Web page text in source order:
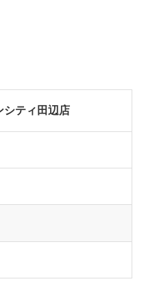
シティ田辺店